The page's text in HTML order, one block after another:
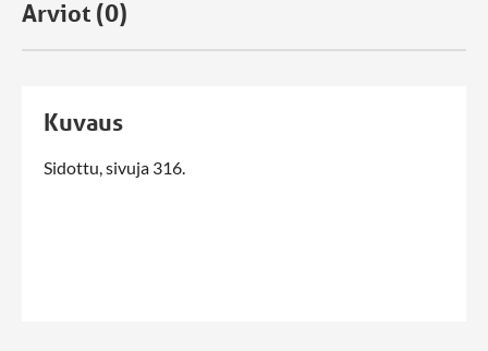
Arviot (0)
Kuvaus
Sidottu, sivuja 316.